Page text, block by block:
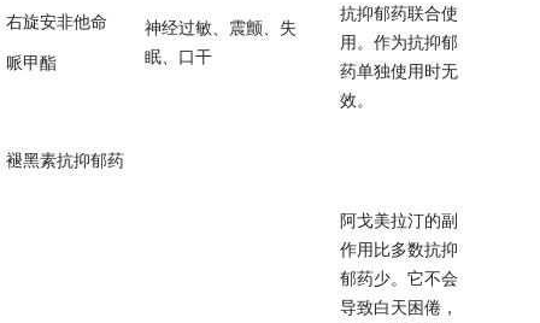
右旋安非他命
哌甲酯
神经过敏、震颤、失
眠、口干
抗抑郁药联合使
用。作为抗抑郁
药单独使用时无
效。
褪黑素抗抑郁药
阿戈美拉汀的副
作用比多数抗抑
郁药少。它不会
导致白天困倦，